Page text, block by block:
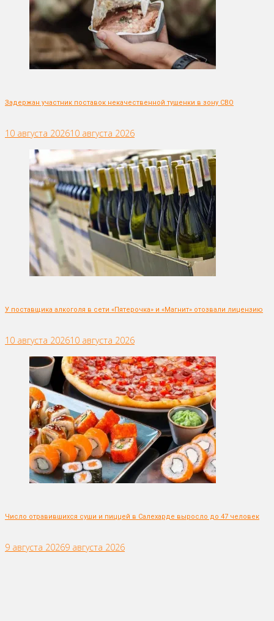
Задержан участник поставок некачественной тушенки в зону СВО
10 августа 202610 августа 2026
У поставщика алкоголя в сети «Пятерочка» и «Магнит» отозвали лицензию
10 августа 202610 августа 2026
Число отравившихся суши и пиццей в Салехарде выросло до 47 человек
9 августа 20269 августа 2026